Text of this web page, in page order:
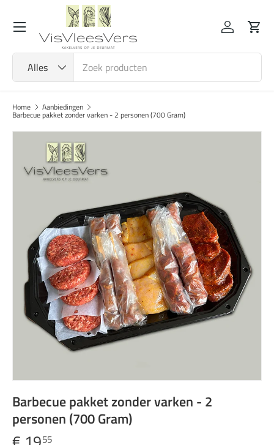
Ga naar inhoud
Zoeken
Alles
Inloggen
Menu
Home Aanbiedingen
Barbecue pakket zonder varken - 2 personen (700 Gram)
Barbecue pakket zonder varken - 2
personen (700 Gram)
55